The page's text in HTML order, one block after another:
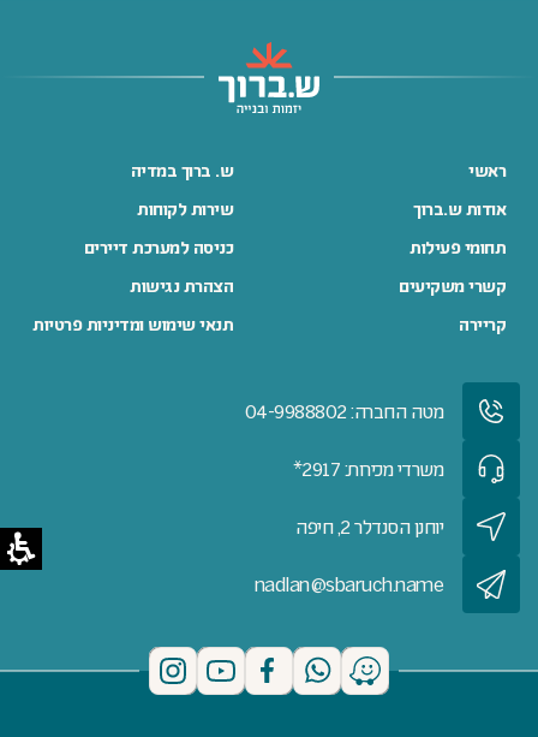
ראשי
אודות ש.ברוך
תחומי פעילות
קשרי משקיעים
קריירה
ש. ברוך במדיה
שירות לקוחות
כניסה למערכת דיירים
הצהרת נגישות
תנאי שימוש ומדיניות פרטיות
מטה החברה: 04-9988802
משרדי מכירות: 2917*
יוחנן הסנדלר 2, חיפה
nadlan@sbaruch.name